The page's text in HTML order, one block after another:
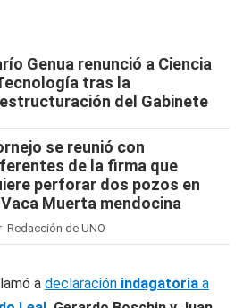
Genua renunció a Ciencia
tras la
del Gabinete
se reunió con
de la firma que
perforar dos pozos en
Vaca Muerta mendocina
Redacción de UNO
a declaración indagatoria a